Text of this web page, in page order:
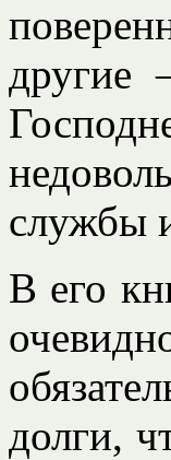
другие
службы
В его
долги,